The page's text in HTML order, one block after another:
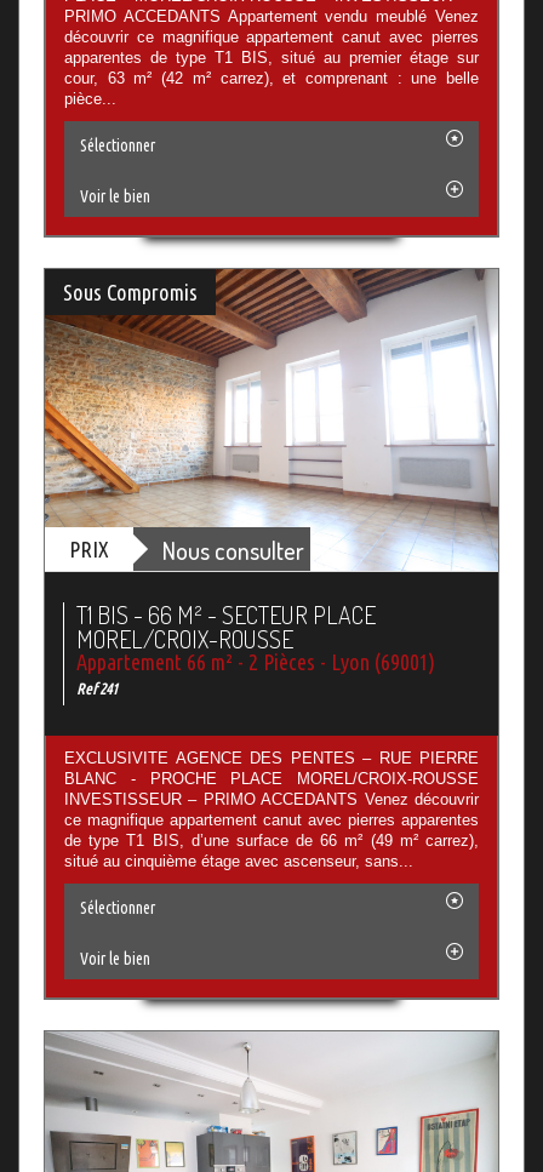
PRIMO ACCEDANTS Appartement vendu meublé Venez
découvrir ce magnifique appartement canut avec pierres
apparentes de type T1 BIS, situé au premier étage sur
cour, 63 m² (42 m² carrez), et comprenant : une belle
pièce...
Sélectionner
Voir le bien
Sous Compromis
PRIX Nous consulter
T1 BIS - 66 M² - SECTEUR PLACE
MOREL/CROIX-ROUSSE
Appartement 66 m² - 2 Pièces - Lyon (69001)
Ref 241
EXCLUSIVITE AGENCE DES PENTES – RUE PIERRE
BLANC - PROCHE PLACE MOREL/CROIX-ROUSSE
INVESTISSEUR – PRIMO ACCEDANTS Venez découvrir
ce magnifique appartement canut avec pierres apparentes
de type T1 BIS, d’une surface de 66 m² (49 m² carrez),
situé au cinquième étage avec ascenseur, sans...
Sélectionner
Voir le bien